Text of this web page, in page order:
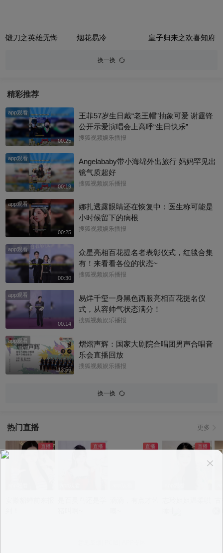
锻刀之英雄无悔 烟花易冷 皇子归来之欢喜知府
换一换
精彩推荐
app观看
00:25
王菲57岁生日戴“老王帽”抽象可爱 谢霆锋
公开示爱演唱会上高呼“生日快乐”
搜狐视频娱乐播报
app观看
00:19
Angelababy带小海绵外出旅行 妈妈罕见出
镜气质超好
搜狐视频娱乐播报
app观看
00:25
娜扎透露眼睛还在恢复中：医生称可能是
小时候留下的病根
搜狐视频娱乐播报
app观看
00:30
众星亮相百花提名者表彰仪式，红毯合集
有！来看看各位的状态~
搜狐视频娱乐播报
app观看
00:14
易烊千玺一身黑色西服亮相百花提名仪
式，从容帅气状态满分！
搜狐视频娱乐播报
app观看
113:56
熠熠声辉：国家大剧院合唱团男声合唱音
乐会直播回放
搜狐视频娱乐播报
换一换
热门直播 更多